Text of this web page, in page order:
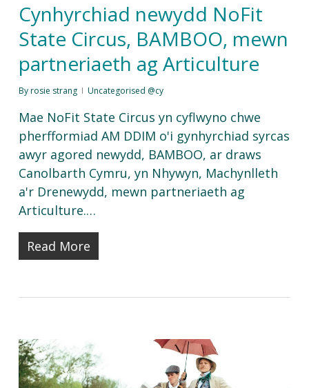
Cynhyrchiad newydd NoFit
State Circus, BAMBOO, mewn
partneriaeth ag Articulture
Byrosie strang Uncategorised @cy
Mae NoFit State Circus yn cyflwyno chwe
pherfformiad AM DDIM o'i gynhyrchiad syrcas
awyr agored newydd, BAMBOO, ar draws
Canolbarth Cymru, yn Nhywyn, Machynlleth
a'r Drenewydd, mewn partneriaeth ag
Articulture.…
Read More